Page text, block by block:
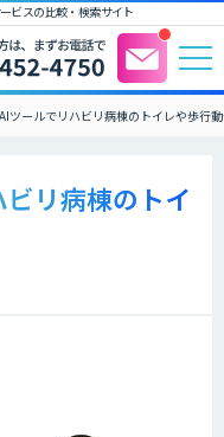
ビスの比較・検索サイト
ツールでリハビリ病棟のトイレや歩行
リ病棟のトイ